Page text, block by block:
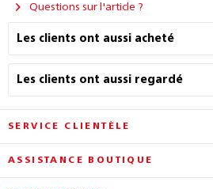
Questions sur l'article ?
Les clients ont aussi acheté
Les clients ont aussi regardé
SERVICE CLIENTÈLE
ASSISTANCE BOUTIQUE